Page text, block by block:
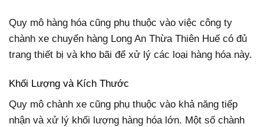
Quy mô hàng hóa cũng phụ thuộc vào việc công ty
chành xe chuyển hàng Long An Thừa Thiên Huế có đủ
trang thiết bị và kho bãi để xử lý các loại hàng hóa này.
Khối Lượng và Kích Thước
Quy mô chành xe cũng phụ thuộc vào khả năng tiếp
nhận và xử lý khối lượng hàng hóa lớn. Một số chành